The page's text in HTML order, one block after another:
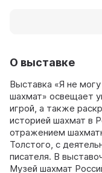
О выставке
Выставка «Я не
шахмат» освещает
игрой, а также
историей шахмат в
отражением
Толстого, с
писателя. В
Музей шахмат